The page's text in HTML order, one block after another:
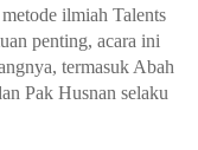
ilmiah Talents
penting, acara ini
termasuk Abah
Pak Husnan selaku